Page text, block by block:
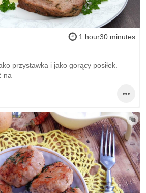
1 hour30 minutes
przystawka i jako gorący posiłek.
na